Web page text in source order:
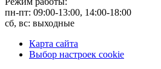
пн-пт: 09:00-13:00, 14:00-18:00
сб, вс: выходные
Карта сайта
Выбор настроек cookie